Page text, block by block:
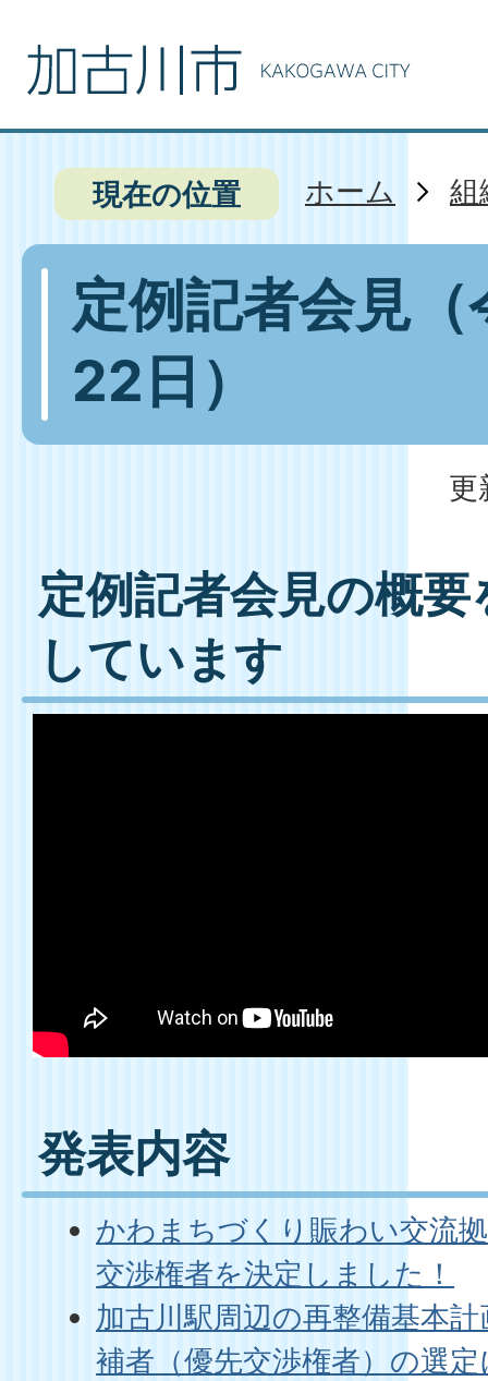
現在の位置 ホーム 組
定例記者会見
22日）
更
定例記者会見の概
しています
発表内容
かわまちづくり賑わい交流
交渉権者を決定しました！
加古川駅周辺の再整備基本
補者（優先交渉権者）の選